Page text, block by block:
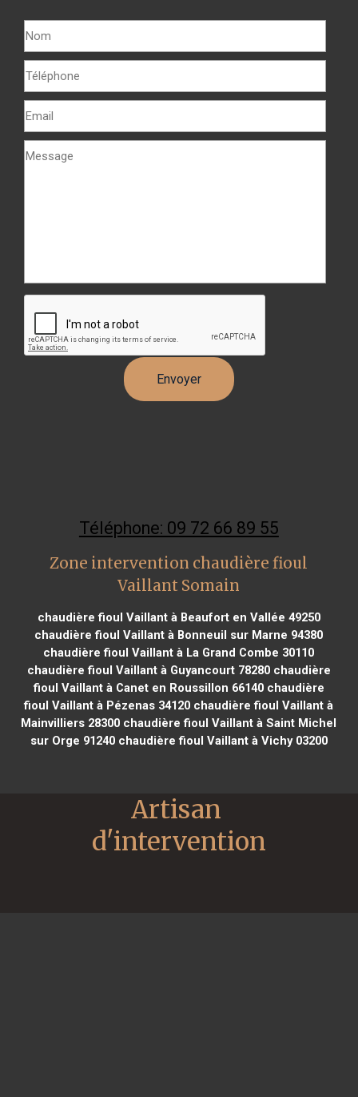
Téléphone: 09 72 66 89 55
Zone intervention chaudière fioul
Vaillant Somain
chaudière fioul Vaillant à Beaufort en Vallée 49250
chaudière fioul Vaillant à Bonneuil sur Marne 94380
chaudière fioul Vaillant à La Grand Combe 30110
chaudière fioul Vaillant à Guyancourt 78280chaudière
fioul Vaillant à Canet en Roussillon 66140chaudière
fioul Vaillant à Pézenas 34120 chaudière fioul Vaillant à
Mainvilliers 28300 chaudière fioul Vaillant à Saint Michel
sur Orge 91240chaudière fioul Vaillant à Vichy 03200
Artisan
d'intervention